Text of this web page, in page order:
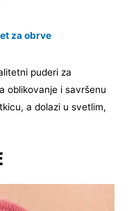
za obrve
puderi za
oblikovanje i savršenu
a dolazi u svetlim,